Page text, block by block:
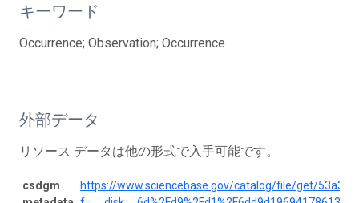
キーワード
Occurrence; Observation; Occurrence
外部データ
リソース データは他の形式で入手可能です。
csdgm
https://www.sciencebase.gov/catalog/file/get/